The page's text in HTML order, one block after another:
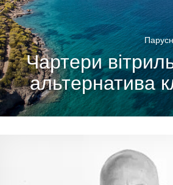
Чартери
альтернатива